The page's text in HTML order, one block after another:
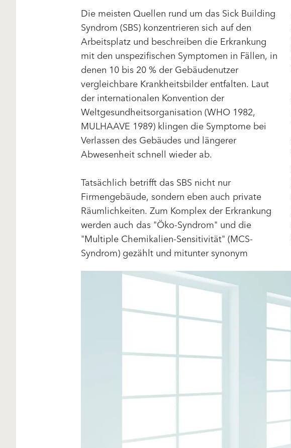
Die meisten Quellen rund um das Sick Building
Syndrom (SBS) konzentrieren sich auf den
Arbeitsplatz und beschreiben die Erkrankung
mit den unspezifischen Symptomen in Fällen, in
denen 10 bis 20 % der Gebäudenutzer
vergleichbare Krankheitsbilder entfalten. Laut
der internationalen Konvention der
Weltgesundheitsorganisation (WHO 1982,
MULHAAVE 1989) klingen die Symptome bei
Verlassen des Gebäudes und längerer
Abwesenheit schnell wieder ab.
Tatsächlich betrifft das SBS nicht nur
Firmengebäude, sondern eben auch private
Räumlichkeiten. Zum Komplex der Erkrankung
werden auch das "Öko-Syndrom" und die
"Multiple Chemikalien-Sensitivität" (MCS-
Syndrom) gezählt und mitunter synonym